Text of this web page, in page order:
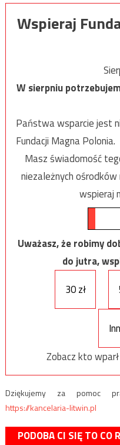
Wspieraj
W sierpniu
Państwa wsparcie jest
Fundacji Magna Polonia.
Masz świadomość
niezależnych
wspieraj
Uważasz, że robimy
do jutra,
30 zł
Zobacz kto
Dziękujemy za pomoc
https://kancelaria-litwin.pl
PODOBA CI SIĘ TO CO